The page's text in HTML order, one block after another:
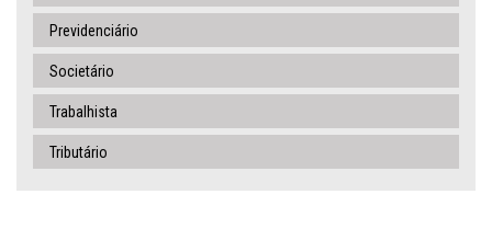
Previdenciário
Societário
Trabalhista
Tributário